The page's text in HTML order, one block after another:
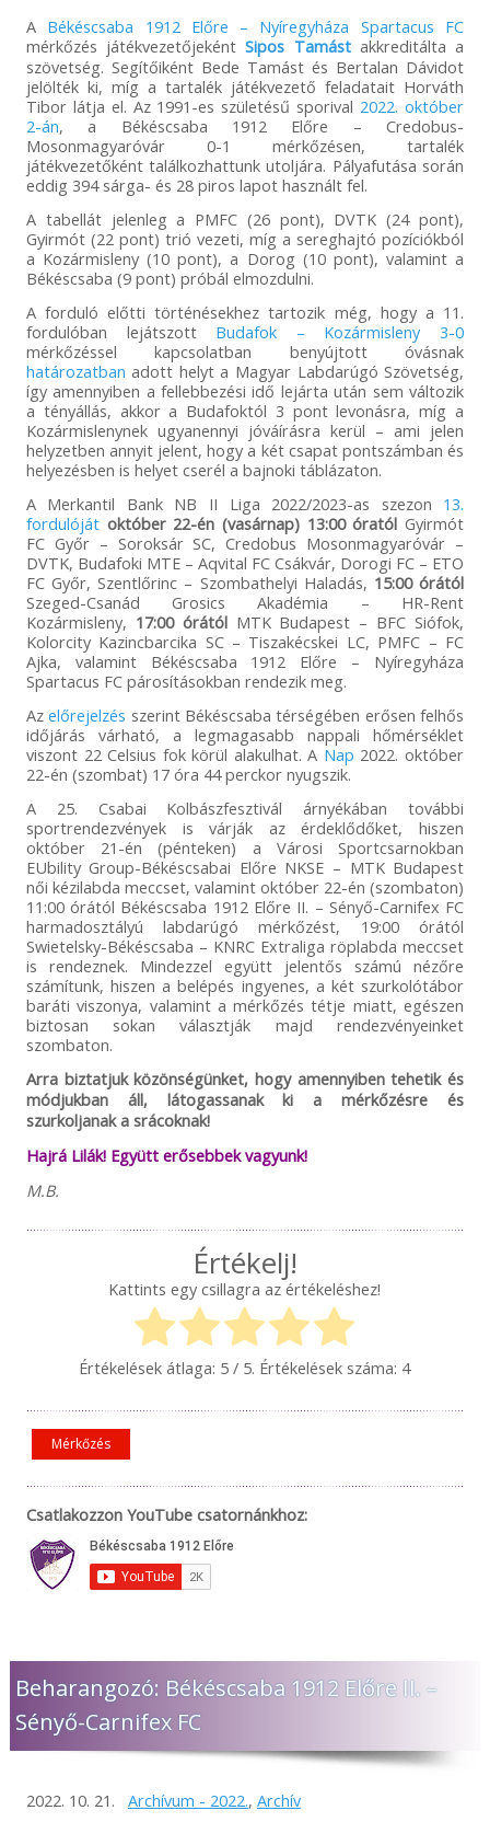
A Békéscsaba 1912 Előre – Nyíregyháza Spartacus FC
mérkőzés játékvezetőjekéntSipos Tamást akkreditálta a
szövetség. Segítőiként Bede Tamást és Bertalan Dávidot
jelölték ki, míg a tartalék játékvezető feladatait Horváth
Tibor látja el. Az 1991-es születésű sporival 2022. október
2-án, a Békéscsaba 1912 Előre – Credobus-
Mosonmagyaróvár 0-1 mérkőzésen, tartalék
játékvezetőként találkozhattunk utoljára. Pályafutása során
eddig 394 sárga- és 28 piros lapot használt fel.
A tabellát jelenleg a PMFC (26 pont), DVTK (24 pont),
Gyirmót (22 pont) trió vezeti, míg a sereghajtó pozíciókból
a Kozármisleny (10 pont), a Dorog (10 pont), valamint a
Békéscsaba (9 pont) próbál elmozdulni.
A forduló előtti történésekhez tartozik még, hogy a 11.
fordulóban lejátszott Budafok – Kozármisleny 3-0
mérkőzéssel kapcsolatban benyújtott óvásnak
határozatban adott helyt a Magyar Labdarúgó Szövetség,
így amennyiben a fellebbezési idő lejárta után sem változik
a tényállás, akkor a Budafoktól 3 pont levonásra, míg a
Kozármislenynek ugyanennyi jóváírásra kerül – ami jelen
helyzetben annyit jelent, hogy a két csapat pontszámban és
helyezésben is helyet cserél a bajnoki táblázaton.
A Merkantil Bank NB II Liga 2022/2023-as szezon 13.
fordulóját október 22-én (vasárnap) 13:00 óratól Gyirmót
FC Győr – Soroksár SC, Credobus Mosonmagyaróvár –
DVTK, Budafoki MTE – Aqvital FC Csákvár, Dorogi FC – ETO
FC Győr, Szentlőrinc – Szombathelyi Haladás, 15:00 órától
Szeged-Csanád Grosics Akadémia – HR-Rent
Kozármisleny, 17:00 órátólMTK Budapest – BFC Siófok,
Kolorcity Kazincbarcika SC – Tiszakécskei LC, PMFC – FC
Ajka, valamint Békéscsaba 1912 Előre – Nyíregyháza
Spartacus FC párosításokban rendezik meg.
Azelőrejelzés szerint Békéscsaba térségében erősen felhős
időjárás várható, a legmagasabb nappali hőmérséklet
viszont 22 Celsius fok körül alakulhat. A Nap 2022. október
22-én (szombat) 17 óra 44 perckor nyugszik.
A 25. Csabai Kolbászfesztivál árnyékában további
sportrendezvények is várják az érdeklődőket, hiszen
október 21-én (pénteken) a Városi Sportcsarnokban
EUbility Group-Békéscsabai Előre NKSE – MTK Budapest
női kézilabda meccset, valamint október 22-én (szombaton)
11:00 órától Békéscsaba 1912 Előre II. – Sényő-Carnifex FC
harmadosztályú labdarúgó mérkőzést, 19:00 órától
Swietelsky-Békéscsaba – KNRC Extraliga röplabda meccset
is rendeznek. Mindezzel együtt jelentős számú nézőre
számítunk, hiszen a belépés ingyenes, a két szurkolótábor
baráti viszonya, valamint a mérkőzés tétje miatt, egészen
biztosan sokan választják majd rendezvényeinket
szombaton.
Arra biztatjuk közönségünket, hogy amennyiben tehetik és
módjukban áll, látogassanak ki a mérkőzésre és
szurkoljanak a srácoknak!
Hajrá Lilák! Együtt erősebbek vagyunk!
M.B.
Értékelj!
Kattints egy csillagra az értékeléshez!
Értékelések átlaga: 5 / 5. Értékelések száma: 4
Mérkőzés
Csatlakozzon YouTube csatornánkhoz:
Beharangozó: Békéscsaba 1912 Előre II. –
Sényő-Carnifex FC
2022. 10. 21. Archívum - 2022., Archív